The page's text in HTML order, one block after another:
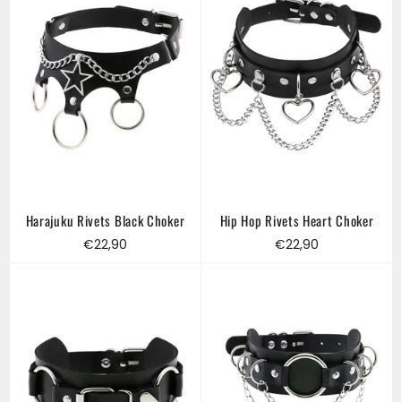
Harajuku Rivets Black Choker
Regular
€22,90
Hip Hop Rivets Heart Choker
Regular
€22,90